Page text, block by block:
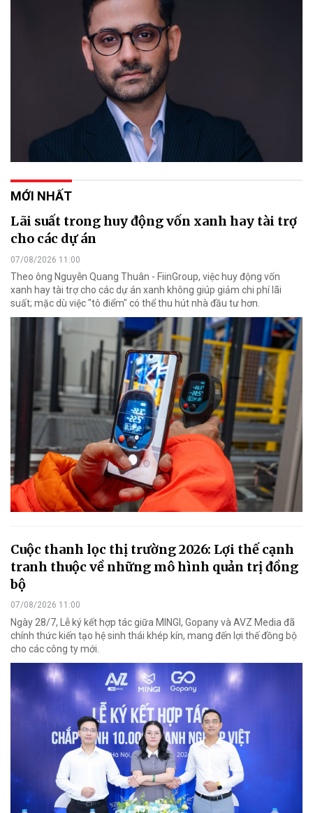
MỚI NHẤT
Lãi suất trong huy động vốn xanh hay tài trợ
cho các dự án
07/08/2026 11:00
Theo ông Nguyễn Quang Thuân - FiinGroup, việc huy động vốn
xanh hay tài trợ cho các dự án xanh không giúp giảm chi phí lãi
suất; mặc dù việc "tô điểm" có thể thu hút nhà đầu tư hơn.
Cuộc thanh lọc thị trường 2026: Lợi thế cạnh
tranh thuộc về những mô hình quản trị đồng
bộ
07/08/2026 11:00
Ngày 28/7, Lễ ký kết hợp tác giữa MINGI, Gopany và AVZ Media đã
chính thức kiến tạo hệ sinh thái khép kín, mang đến lợi thế đồng bộ
cho các công ty mới.